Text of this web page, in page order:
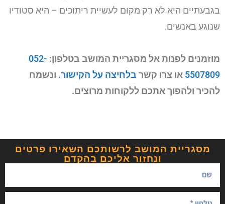
בגבעתיים היא לא רק מקום לעשיית ריתוכים – היא סטודיו
שנוגע באנשים.
מוזמנים לפנות אל מסגריית המושב בטלפון: 052-
5507809 או צרו קשר בלחיצה על הקישור. ונשמח
להכיר ולהפוך אתכם ללקוחות מרוצים.
מסגריית המושב לרשותכם השאירו פרטים
ונחזור אליכם בהקדם